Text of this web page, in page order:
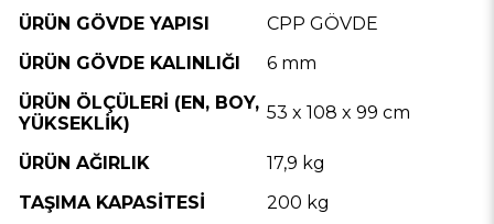
ÜRÜN GÖVDE YAPISI
CPP GÖVDE
ÜRÜN GÖVDE KALINLIĞI
6 mm
ÜRÜN ÖLÇÜLERİ (EN, BOY,
YÜKSEKLİK)
53 x 108 x 99 cm
ÜRÜN AĞIRLIK
17,9 kg
TAŞIMA KAPASİTESİ
200 kg